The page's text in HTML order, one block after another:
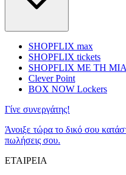
SHOPFLIX max
SHOPFLIX tickets
SHOPFLIX ΜΕ ΤΗ ΜΙΑ
Clever Point
BOX NOW Lockers
Γίνε συνεργάτης!
Άνοιξε τώρα το δικό σου
πωλήσεις σου.
ΕΤΑΙΡΕΙΑ